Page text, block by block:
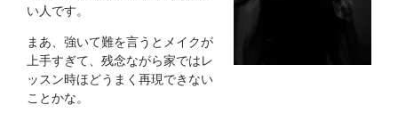
い人です。
まあ、強いて難を言うとメイクが
上手すぎて、残念ながら家ではレ
ッスン時ほどうまく再現できない
ことかな。